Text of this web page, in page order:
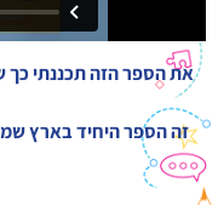
את הספר הזה תכננתי כך
זה הספר היחיד בארץ